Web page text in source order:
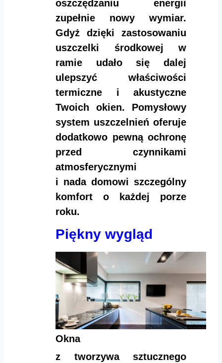
oszczędzaniu energii
zupełnie nowy wymiar.
Gdyż dzięki zastosowaniu
uszczelki środkowej w
ramie udało się dalej
ulepszyć właściwości
termiczne i akustyczne
Twoich okien. Pomysłowy
system uszczelnień oferuje
dodatkowo pewną ochronę
przed czynnikami
atmosferycznymi
i nada domowi szczególny
komfort o każdej porze
roku.
Piękny wygląd
Okna
z tworzywa sztucznego